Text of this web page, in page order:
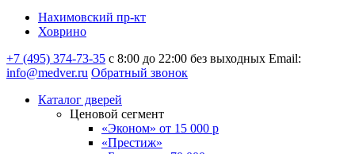
Нахимовский пр-кт
Ховрино
+7 (495) 374-73-35 с 8:00 до 22:00 без выходных Email:
info@medver.ru Обратный звонок
Каталог дверей
Ценовой сегмент
«Эконом» от 15 000 р
«Престиж»